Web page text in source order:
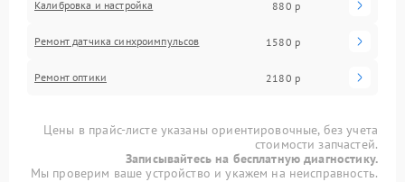
Калибровка и настройка 880 р
Ремонт датчика синхроимпульсов 1580 р
Ремонт оптики 2180 р
Цены в прайс-листе указаны ориентировочные, без учета
стоимости запчастей.
Записывайтесь на бесплатную диагностику.
Мы проверим ваше устройство и укажем на неисправность.